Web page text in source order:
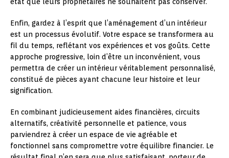
état que leurs propriétaires ne souhaitent pas conserver.
Enfin, gardez à l’esprit que l’aménagement d’un intérieur
est un processus évolutif. Votre espace se transformera au
fil du temps, reflétant vos expériences et vos goûts. Cette
approche progressive, loin d’être un inconvénient, vous
permettra de créer un intérieur véritablement personnalisé,
constitué de pièces ayant chacune leur histoire et leur
signification.
En combinant judicieusement aides financières, circuits
alternatifs, créativité personnelle et patience, vous
parviendrez à créer un espace de vie agréable et
fonctionnel sans compromettre votre équilibre financier. Le